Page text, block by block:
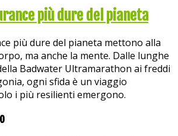
più dure del pianeta
più dure del pianeta mettono alla
ma anche la mente. Dalle lunghe
Badwater Ultramarathon ai freddi
ogni sfida è un viaggio
i più resilienti emergono.